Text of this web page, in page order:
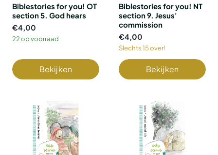
Biblestories for you! OT
section 5. God hears
€4,00
22 op voorraad
Bekijken
Biblestories for you! NT
section 9. Jesus'
commission
€4,00
Slechts 15 over!
Bekijken